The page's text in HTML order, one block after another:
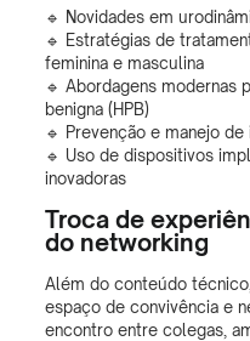
🔹 Novidades em
🔹 Estratégias de
feminina e masculina
🔹 Abordagens modernas
benigna (HPB)
🔹 Prevenção e manejo
🔹 Uso de dispositivos
inovadoras
Troca de
do networking
Além do conteúdo
espaço de convivência e
encontro entre colegas,